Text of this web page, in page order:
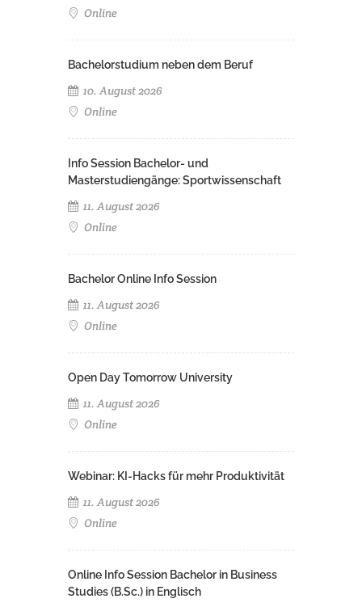
Online
Bachelorstudium neben dem Beruf
10. August 2026
Online
Info Session Bachelor- und
Masterstudiengänge: Sportwissenschaft
11. August 2026
Online
Bachelor Online Info Session
11. August 2026
Online
Open Day Tomorrow University
11. August 2026
Online
Webinar: KI-Hacks für mehr Produktivität
11. August 2026
Online
Online Info Session Bachelor in Business
Studies (B.Sc.) in Englisch